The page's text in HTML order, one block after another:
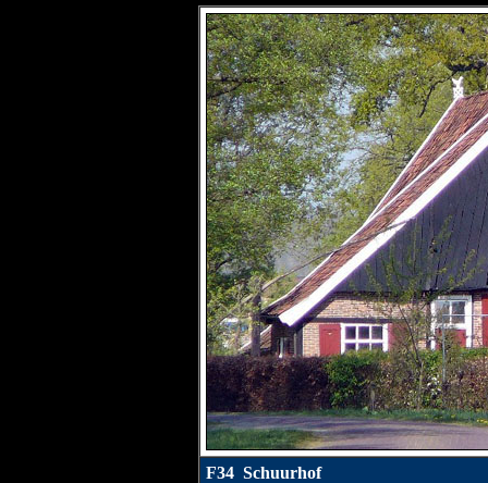
F34 Schuurhof